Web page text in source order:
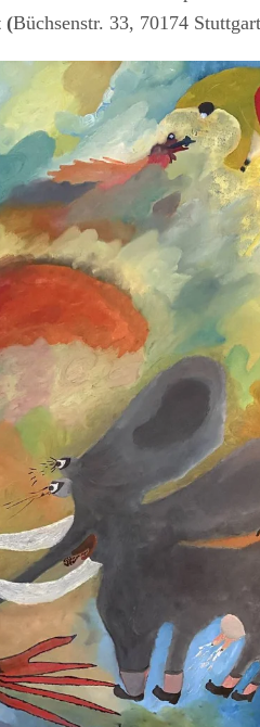
(Büchsenstr. 33, 70174